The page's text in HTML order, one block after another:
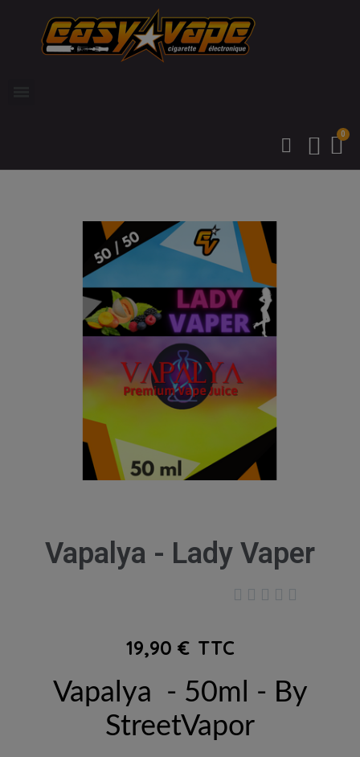
Vapalya - Lady Vaper
    
19,90 € TTC
Vapalya - 50ml - By
StreetVapor